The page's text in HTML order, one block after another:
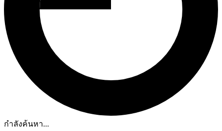
กำลังค้นหา...